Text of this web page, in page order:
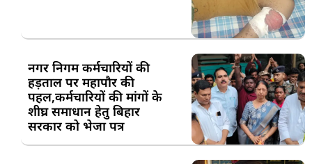
नगर निगम कर्मचारियों की
हड़ताल पर महापौर की
पहल,कर्मचारियों की मांगों के
शीघ्र समाधान हेतु बिहार
सरकार को भेजा पत्र